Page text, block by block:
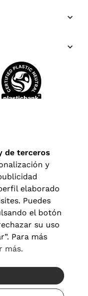
11/08
y condiciones
de cookies
España
de terceros
y
elaborado
Puedes
el botón
su uso
Para más
más.